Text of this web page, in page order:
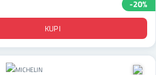
-20%